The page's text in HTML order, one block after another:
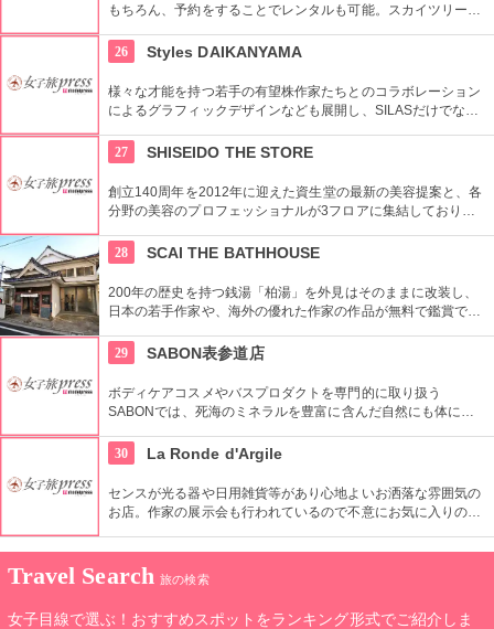
もちろん、予約をすることでレンタルも可能。スカイツリーや
フェをオープンし、注目を集めている。
26 Styles DAIKANYAMA
様々な才能を持つ若手の有望株作家たちとのコラボレーション
によるグラフィックデザインなども展開し、SILASだけでな
27
SHISEIDO THE STORE
創立140周年を2012年に迎えた資生堂の最新の美容提案と、各
分野の美容のプロフェッショナルが3フロアに集結しており、
ベントなどのイベントをしているのでチェックしよう。
28 SCAI THE BATHHOUSE
200年の歴史を持つ銭湯「柏湯」を外見はそのままに改装し、
日本の若手作家や、海外の優れた作家の作品が無料で鑑賞でき
29
SABON表参道店
ボディケアコスメやバスプロダクトを専門的に取り扱う
SABONでは、死海のミネラルを豊富に含んだ自然にも体にも
30
La Ronde d'Argile
センスが光る器や日用雑貨等があり心地よいお洒落な雰囲気の
お店。作家の展示会も行われているので不意にお気に入りの作
Travel Search 旅の検索
女子目線で選ぶ！おすすめスポットをランキング形式でご紹介しま